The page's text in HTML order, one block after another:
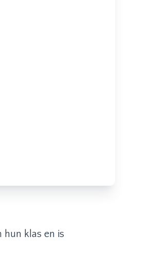
hun klas en is